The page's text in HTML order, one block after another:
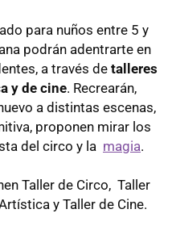
para nuños entre 5 y
podrán adentrarte en
a través de talleres
y de cine. Recrearán,
a distintas escenas,
proponen mirar los
del circo y la magia.
Taller de Circo, Taller
y Taller de Cine.